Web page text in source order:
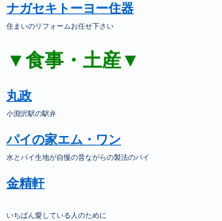
ナガセキトーヨー住器
住まいのリフォームお任せ下さい
▼食事・土産▼
丸政
小淵沢駅の駅弁
パイの家エム・ワン
水とパイ生地が自慢の昔ながらの製法のパイ
金精軒
いちばん愛している人のために